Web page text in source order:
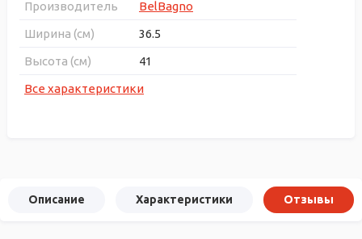
Производитель
BelBagno
Ширина (см)
36.5
Высота (см)
41
Все характеристики
Описание Характеристики Отзывы